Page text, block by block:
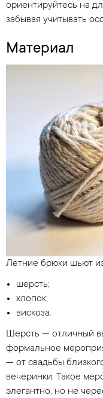
ориентируйтесь на
забывая учитывать
Материал
Летние брюки шьют из
шерсть;
хлопок;
вискоза.
Шерсть — отличный
формальное
— от свадьбы
вечеринки. Такое
элегантно, но не